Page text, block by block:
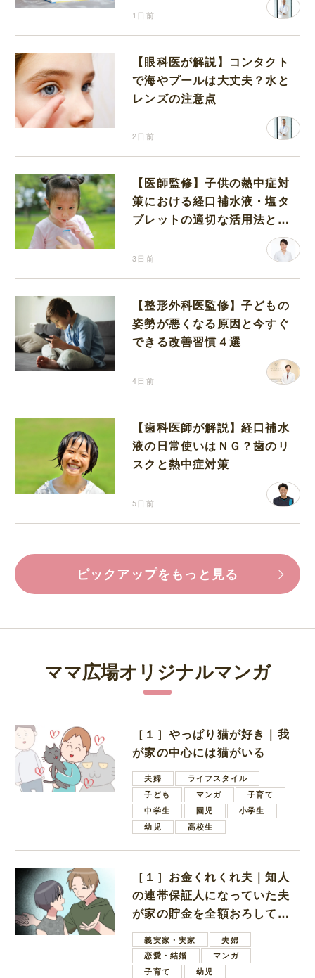
1日前
【眼科医が解説】コンタクト
で海やプールは大丈夫？水と
レンズの注意点
2日前
【医師監修】子供の熱中症対
策における経口補水液・塩タ
ブレットの適切な活用法と水
3日前
【整形外科医監修】子どもの
姿勢が悪くなる原因と今すぐ
できる改善習慣４選
4日前
【歯科医師が解説】経口補水
液の日常使いはＮＧ？歯のリ
スクと熱中症対策
5日前
ピックアップをもっと見る
ママ広場オリジナルマンガ
［１］やっぱり猫が好き｜我
が家の中心には猫がいる
夫婦
ライフスタイル
子ども
マンガ
子育て
中学生
園児
小学生
幼児
高校生
［１］お金くれくれ夫｜知人
の連帯保証人になっていた夫
が家の貯金を全額おろしてほ
しいと言ってきた
義実家・実家
夫婦
恋愛・結婚
マンガ
子育て
幼児